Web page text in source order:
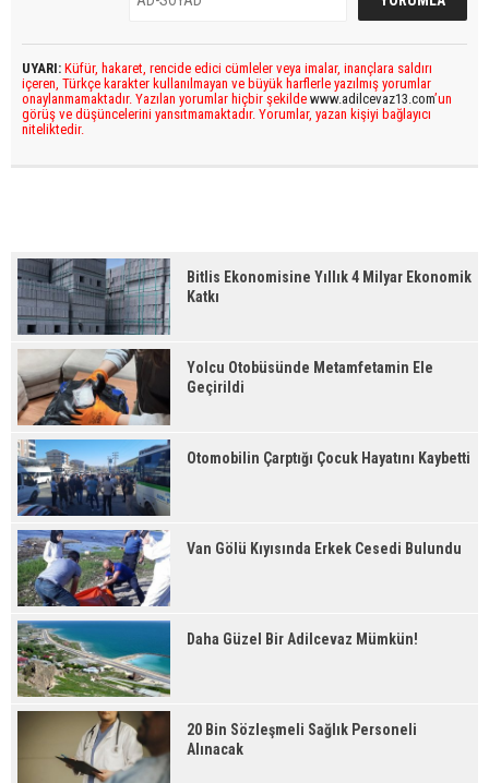
UYARI: Küfür, hakaret, rencide edici cümleler veya imalar, inançlara saldırı
içeren, Türkçe karakter kullanılmayan ve büyük harflerle yazılmış yorumlar
onaylanmamaktadır. Yazılan yorumlar hiçbir şekilde www.adilcevaz13.com’un
görüş ve düşüncelerini yansıtmamaktadır. Yorumlar, yazan kişiyi bağlayıcı
niteliktedir.
Bitlis Ekonomisine Yıllık 4 Milyar Ekonomik
Katkı
Yolcu Otobüsünde Metamfetamin Ele
Geçirildi
Otomobilin Çarptığı Çocuk Hayatını Kaybetti
Van Gölü Kıyısında Erkek Cesedi Bulundu
Daha Güzel Bir Adilcevaz Mümkün!
20 Bin Sözleşmeli Sağlık Personeli
Alınacak